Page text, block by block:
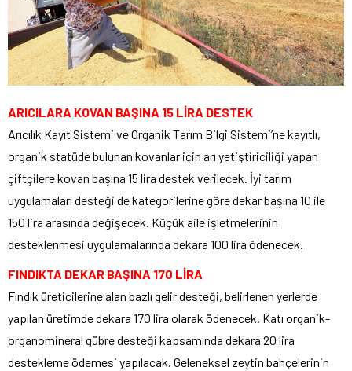
ARICILARA KOVAN BAŞINA 15 LİRA DESTEK
Arıcılık Kayıt Sistemi ve Organik Tarım Bilgi Sistemi’ne kayıtlı,
organik statüde bulunan kovanlar için arı yetiştiriciliği yapan
çiftçilere kovan başına 15 lira destek verilecek. İyi tarım
uygulamaları desteği de kategorilerine göre dekar başına 10 ile
150 lira arasında değişecek. Küçük aile işletmelerinin
desteklenmesi uygulamalarında dekara 100 lira ödenecek.
FINDIKTA DEKAR BAŞINA 170 LİRA
Fındık üreticilerine alan bazlı gelir desteği, belirlenen yerlerde
yapılan üretimde dekara 170 lira olarak ödenecek. Katı organik-
organomineral gübre desteği kapsamında dekara 20 lira
destekleme ödemesi yapılacak. Geleneksel zeytin bahçelerinin